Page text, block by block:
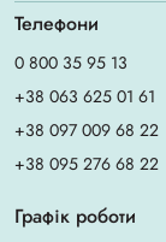
Телефони
0 800 35 95 13
+38 063 625 01 61
+38 097 009 68 22
+38 095 276 68 22
Графік роботи